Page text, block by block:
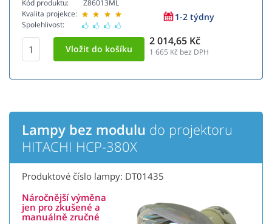
Kód produktu:
Kvalita projekce:
Spolehlivost:
Z86013ML
1-2 týdny
2 014,65 Kč
1 665 Kč bez DPH
Lampy bez modulu do projektoru
HITACHI HCP-380X
Produktové číslo lampy: DT01435
Náročnější výměna
jen pro zkušené a
manuálně zručné